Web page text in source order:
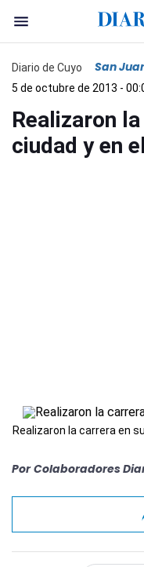
Diario de Cuyo San
5 de octubre de 2013 -
Realizaron
ciudad y en
Realizaron la carrera en
Por Colaboradores